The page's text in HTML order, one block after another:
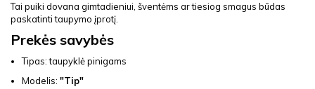
Tai puiki dovana gimtadieniui, šventėms ar tiesiog smagus būdas
paskatinti taupymo įprotį.
Prekės savybės
Tipas: taupyklė pinigams
Modelis: "Tip"